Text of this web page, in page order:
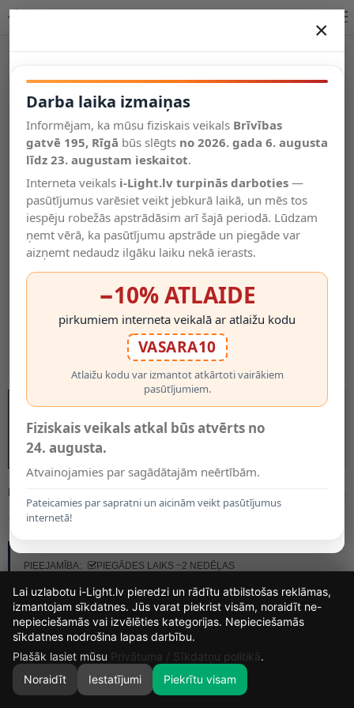
Salīdzināt
Vēlmju
saraksts
Valodas
0
MODELIS:
149.45€
PIEEJAMĪBA:
PIEGĀDES LAIKS ~2 NEDĒĻAS
×
Darba laika izmaiņas
Informējam, ka mūsu fiziskais veikals Brīvības
gatvē 195, Rīgā būs slēgts no 2026. gada 6. augusta
līdz 23. augustam ieskaitot.
Interneta veikals i-Light.lv turpinās darboties —
pasūtījumus varēsiet veikt jebkurā laikā, un mēs tos
iespēju robežās apstrādāsim arī šajā periodā. Lūdzam
ņemt vērā, ka pasūtījumu apstrāde un piegāde var
aizņemt nedaudz ilgāku laiku nekā ierasts.
−10% ATLAIDE
pirkumiem interneta veikalā ar atlaižu kodu
VASARA10
Atlaižu kodu var izmantot atkārtoti vairākiem
pasūtījumiem.
Fiziskais veikals atkal būs atvērts no
24. augusta.
Atvainojamies par sagādātajām neērtībām.
Pateicamies par sapratni un aicinām veikt pasūtījumus
internetā!
13
DIENAS
12
STUNDAS
19
MIN.
32
Lai uzlabotu i-Light.lv pieredzi un rādītu atbilstošas reklāmas,
izmantojam sīkdatnes. Jūs varat piekrist visām, noraidīt ne-
nepieciešamās vai izvēlēties kategorijas. Nepieciešamās
sīkdatnes nodrošina lapas darbību.
Plašāk lasiet mūsu Privātuma / Sīkdatņu politikā.
Noraidīt
Iestatījumi Piekrītu visam